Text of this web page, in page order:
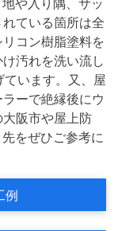
ている箇所は全
コン樹脂塗料を
汚れを洗い流し
います。又、屋
ーで絶縁後にウ
阪市や屋上防
をぜひご参考に
例